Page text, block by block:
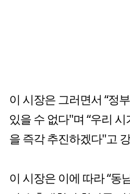
이 시장은 그러면서 “정
있을 수 없다"며 “우리
을 즉각 추진하겠다"고
이 시장은 이에 따라 “동